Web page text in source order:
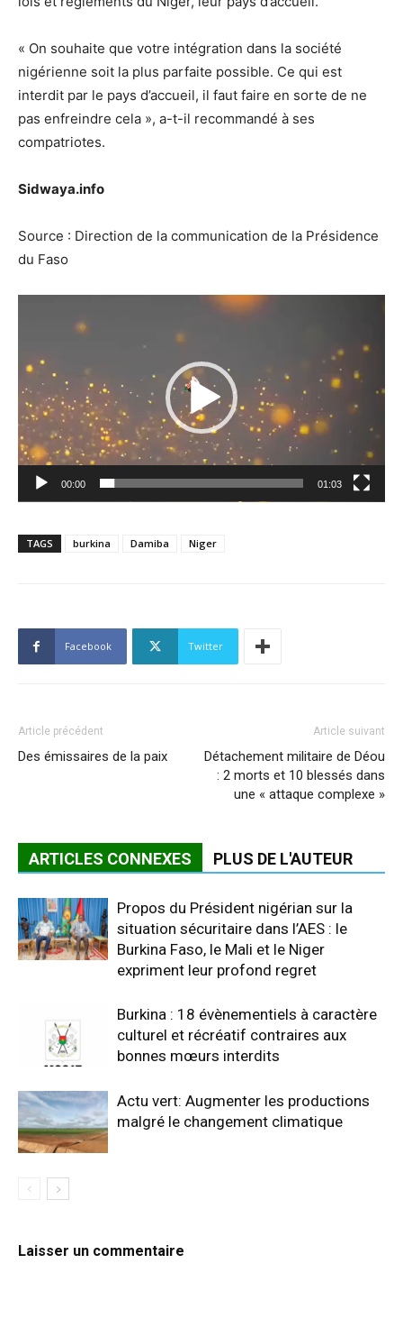
« On souhaite que votre intégration dans la société
nigérienne soit la plus parfaite possible. Ce qui est
interdit par le pays d’accueil, il faut faire en sorte de ne
pas enfreindre cela », a-t-il recommandé à ses
compatriotes.
Sidwaya.info
Source : Direction de la communication de la Présidence
du Faso
Lecteur
00:00 01:03
TAGS burkina Damiba Niger
Facebook Twitter
Article précédent
Des émissaires de la paix
Article suivant
Détachement militaire de Déou
: 2 morts et 10 blessés dans
une « attaque complexe »
ARTICLES CONNEXES PLUS DE L'AUTEUR
Propos du Président nigérian sur la
situation sécuritaire dans l’AES : le
Burkina Faso, le Mali et le Niger
expriment leur profond regret
Burkina : 18 évènementiels à caractère
culturel et récréatif contraires aux
bonnes mœurs interdits
Actu vert: Augmenter les productions
malgré le changement climatique
Laisser un commentaire